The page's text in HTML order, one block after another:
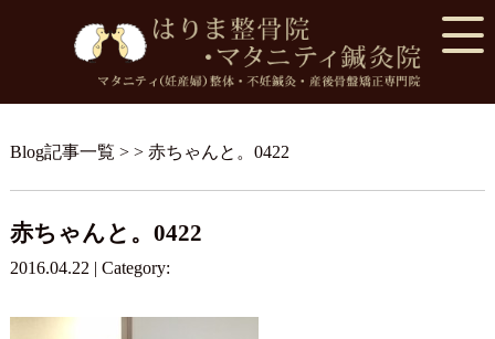
Blog記事一覧 > > 赤ちゃんと。0422
赤ちゃんと。0422
2016.04.22 | Category: